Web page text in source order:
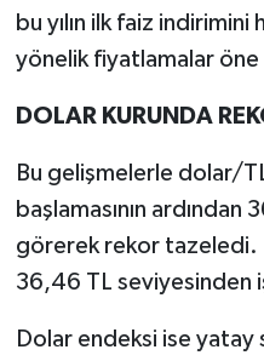
bu yılın ilk faiz indirimini
yönelik fiyatlamalar öne
DOLAR KURUNDA
Bu gelişmelerle dolar/
başlamasının
görerek rekor tazeledi.
36,46 TL seviyesinden
Dolar endeksi ise